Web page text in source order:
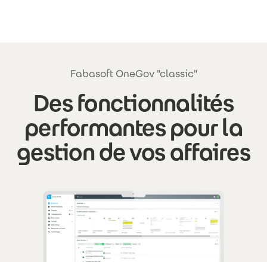
Fabasoft OneGov "classic"
Des fonctionnalités
performantes pour la
gestion de vos affaires